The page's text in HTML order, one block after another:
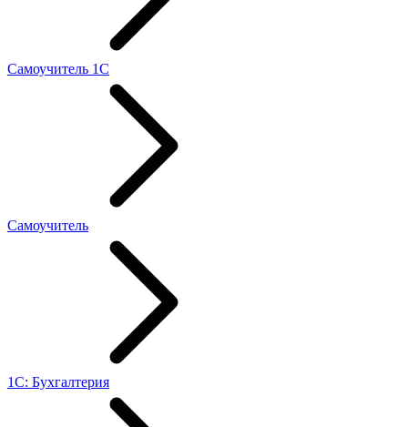
Самоучитель 1С
Самоучитель
1С: Бухгалтерия